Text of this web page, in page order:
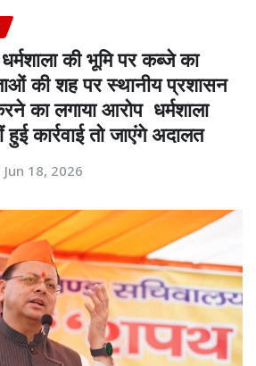
की भूमि पर कब्जे का
की शह पर स्थानीय प्रशासन
करने का लगाया आरोप धर्मशाला
कार्रवाई तो जाएंगे अदालत
Jun 18, 2026